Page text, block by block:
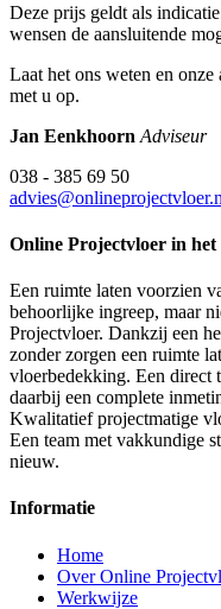
Deze prijs geldt als
wensen de aansluitende
Laat het ons weten en
met u op.
Jan Eenkhoorn Adviseur
038 - 385 69 50
Online Projectvloer in
Een ruimte laten voorzien
behoorlijke ingreep, maar
Projectvloer. Dankzij een
zonder zorgen een ruimte
vloerbedekking. Een direct
daarbij een complete
Kwalitatief projectmatige
Een team met vakkundige
nieuw.
Informatie
Home
Over Online
Werkwijze